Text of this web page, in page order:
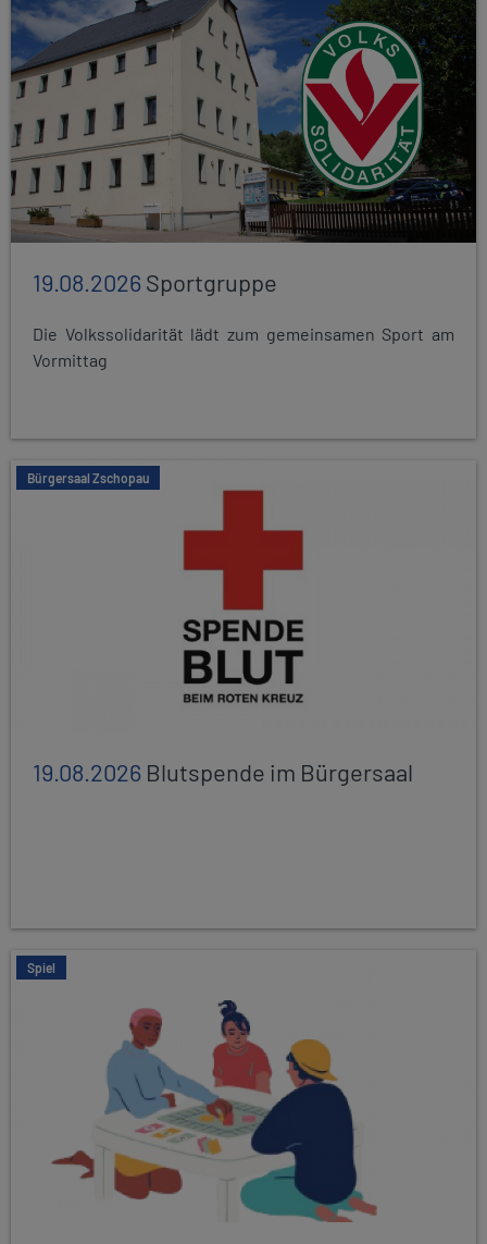
19.08.2026Sportgruppe
Die Volkssolidarität lädt zum gemeinsamen Sport am
Vormittag
Bürgersaal Zschopau
19.08.2026 Blutspende im Bürgersaal
Spiel